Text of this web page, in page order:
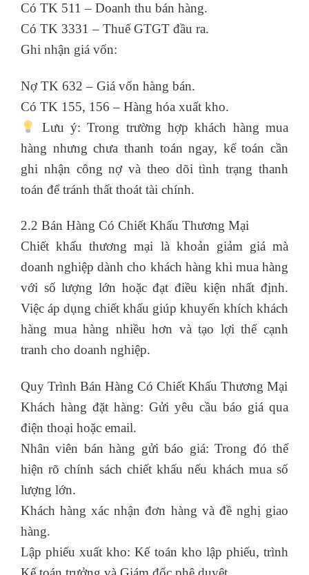
Có TK 511 – Doanh thu bán hàng.
Có TK 3331 – Thuế GTGT đầu ra.
Ghi nhận giá vốn:
Nợ TK 632 – Giá vốn hàng bán.
Có TK 155, 156 – Hàng hóa xuất kho.
Lưu ý: Trong trường hợp khách hàng mua
hàng nhưng chưa thanh toán ngay, kế toán cần
ghi nhận công nợ và theo dõi tình trạng thanh
toán để tránh thất thoát tài chính.
2.2 Bán Hàng Có Chiết Khấu Thương Mại
Chiết khấu thương mại là khoản giảm giá mà
doanh nghiệp dành cho khách hàng khi mua hàng
với số lượng lớn hoặc đạt điều kiện nhất định.
Việc áp dụng chiết khấu giúp khuyến khích khách
hàng mua hàng nhiều hơn và tạo lợi thế cạnh
tranh cho doanh nghiệp.
Quy Trình Bán Hàng Có Chiết Khấu Thương Mại
Khách hàng đặt hàng: Gửi yêu cầu báo giá qua
điện thoại hoặc email.
Nhân viên bán hàng gửi báo giá: Trong đó thể
hiện rõ chính sách chiết khấu nếu khách mua số
lượng lớn.
Khách hàng xác nhận đơn hàng và đề nghị giao
hàng.
Lập phiếu xuất kho: Kế toán kho lập phiếu, trình